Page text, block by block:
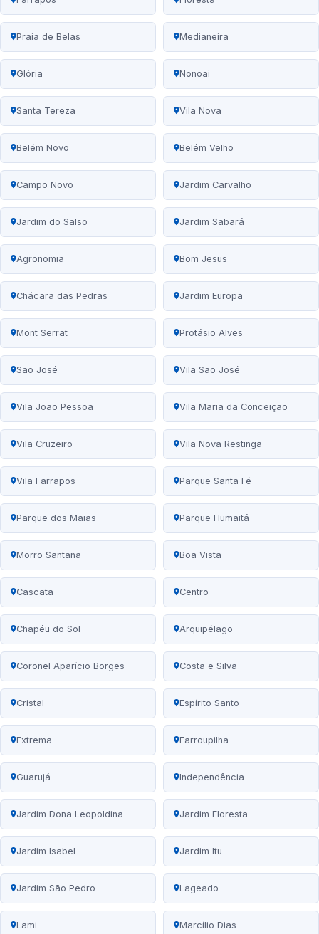
Praia de Belas Medianeira
Glória Nonoai
Santa Tereza Vila Nova
Belém Novo Belém Velho
Campo Novo Jardim Carvalho
Jardim do Salso Jardim Sabará
Agronomia Bom Jesus
Chácara das Pedras Jardim Europa
Mont Serrat Protásio Alves
São José Vila São José
Vila João Pessoa Vila Maria da Conceição
Vila Cruzeiro Vila Nova Restinga
Vila Farrapos Parque Santa Fé
Parque dos Maias Parque Humaitá
Morro Santana Boa Vista
Cascata Centro
Chapéu do Sol Arquipélago
Coronel Aparício Borges Costa e Silva
Cristal Espírito Santo
Extrema Farroupilha
Guarujá Independência
Jardim Dona Leopoldina Jardim Floresta
Jardim Isabel Jardim Itu
Jardim São Pedro Lageado
Lami Marcílio Dias